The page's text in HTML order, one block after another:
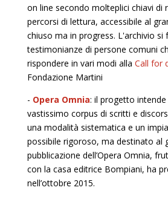
on line secondo molteplici chiavi di
percorsi di lettura, accessibile al
chiuso ma in progress. L'archivio si
testimonianze di persone comuni
rispondere in vari modi alla Call for
Fondazione Martini
- Opera Omnia: il progetto
vastissimo corpus di scritti e
una modalità sistematica e un
possibile rigoroso, ma destinato al
pubblicazione dell’Opera Omnia,
con la casa editrice Bompiani, ha
nell’ottobre 2015.